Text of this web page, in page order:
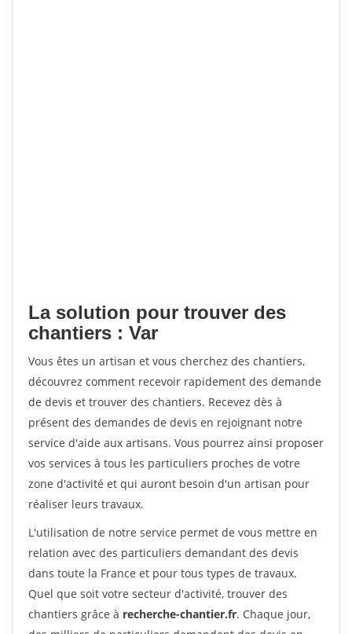
La solution pour trouver des
chantiers : Var
Vous êtes un artisan et vous cherchez des chantiers,
découvrez comment recevoir rapidement des demande
de devis et trouver des chantiers. Recevez dès à
présent des demandes de devis en rejoignant notre
service d'aide aux artisans. Vous pourrez ainsi proposer
vos services à tous les particuliers proches de votre
zone d'activité et qui auront besoin d'un artisan pour
réaliser leurs travaux.
L'utilisation de notre service permet de vous mettre en
relation avec des particuliers demandant des devis
dans toute la France et pour tous types de travaux.
Quel que soit votre secteur d'activité, trouver des
chantiers grâce à recherche-chantier.fr. Chaque jour,